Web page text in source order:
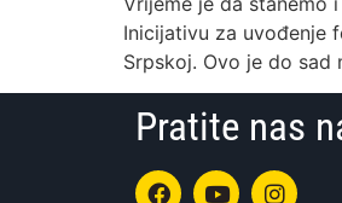
Inicijativu za uvođenje
Srpskoj. Ovo je do
Pratite nas